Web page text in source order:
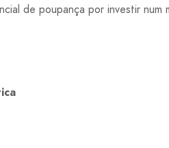
de poupança por investir num